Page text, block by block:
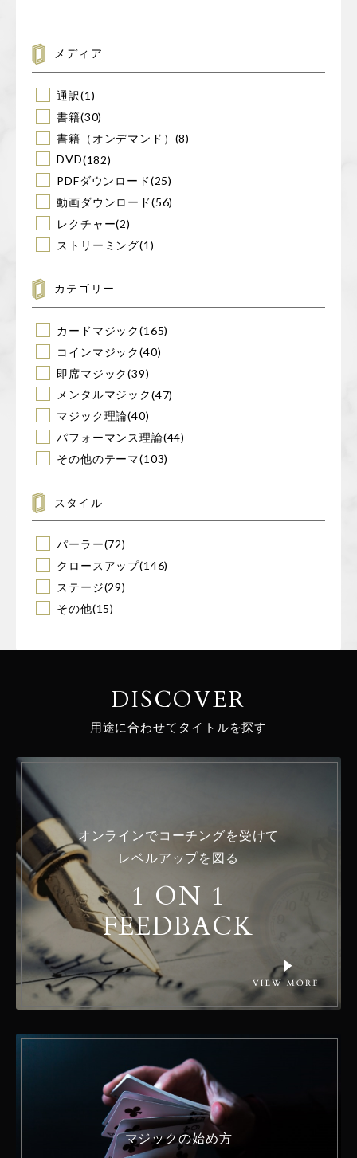
メディア
通訳(1)
書籍(30)
書籍（オンデマンド） (8)
DVD(182)
PDFダウンロード(25)
動画ダウンロード(56)
レクチャー(2)
ストリーミング(1)
カテゴリー
カードマジック(165)
コインマジック(40)
即席マジック(39)
メンタルマジック(47)
マジック理論(40)
パフォーマンス理論(44)
その他のテーマ(103)
スタイル
パーラー(72)
クロースアップ(146)
ステージ(29)
その他(15)
DISCOVER
用途に合わせてタイトルを探す
オンラインでコーチングを受けて
レベルアップを図る
1 ON 1
FEEDBACK
マジックの始め方